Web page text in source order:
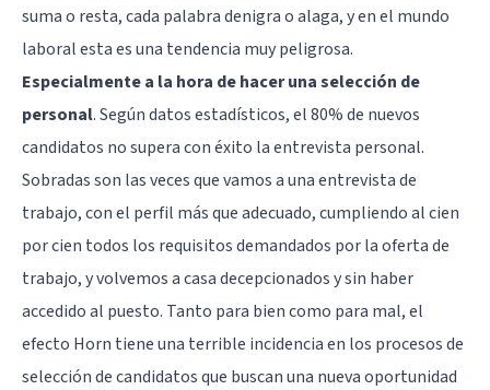
suma o resta, cada palabra denigra o alaga, y en el mundo
laboral esta es una tendencia muy peligrosa.
Especialmente a la hora de hacer una selección de
personal. Según datos estadísticos, el 80% de nuevos
candidatos no supera con éxito la entrevista personal.
Sobradas son las veces que vamos a una entrevista de
trabajo, con el perfil más que adecuado, cumpliendo al cien
por cien todos los requisitos demandados por la oferta de
trabajo, y volvemos a casa decepcionados y sin haber
accedido al puesto. Tanto para bien como para mal, el
efecto Horn tiene una terrible incidencia en los procesos de
selección de candidatos que buscan una nueva oportunidad